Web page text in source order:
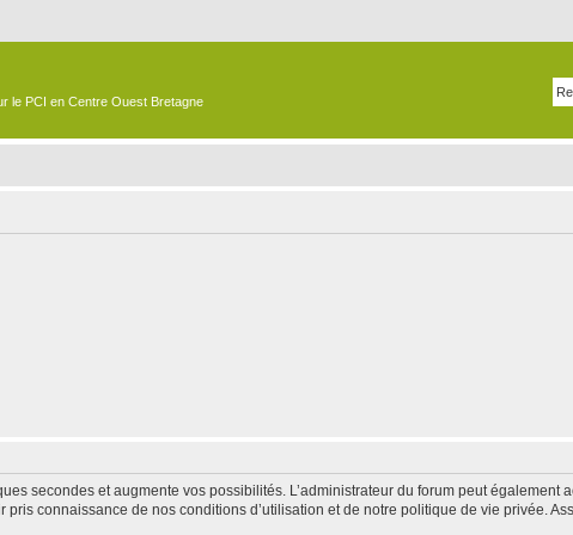
le PCI en Centre Ouest Bretagne
secondes et augmente vos possibilités. L’administrateur du forum peut également
connaissance de nos conditions d’utilisation et de notre politique de vie privée.